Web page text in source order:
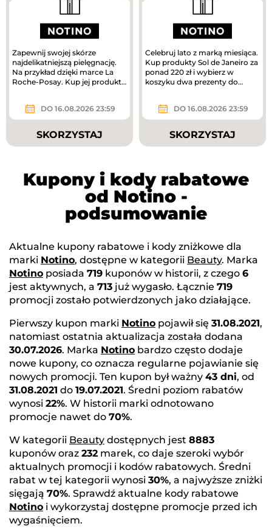
Zapewnij swojej skórze
najdelikatniejszą pielęgnację.
Na przykład dzięki marce La
Roche-Posay. Kup jej produkty
DO 16.08.2026 23:59
SKORZYSTAJ
Celebruj lato z marką miesiąca.
Kup produkty Sol de Janeiro za
ponad 220 zł i wybierz w
koszyku dwa prezenty do
DO 16.08.2026 23:59
SKORZYSTAJ
Kupony i kody rabatowe
od Notino -
podsumowanie
Aktualne kupony rabatowe i kody zniżkowe dla
marki Notino, dostępne w kategorii Beauty. Marka
Notino posiada 719 kuponów w historii, z czego 6
jest aktywnych, a 713 już wygasło. Łącznie 719
promocji zostało potwierdzonych jako działające.
Pierwszy kupon marki Notino pojawił się 31.08.2021,
natomiast ostatnia aktualizacja została dodana
30.07.2026. Marka Notino bardzo często dodaje
nowe kupony, co oznacza regularne pojawianie się
nowych promocji. Ten kupon był ważny 43 dni, od
31.08.2021 do 19.07.2021. Średni poziom rabatów
wynosi 22%. W historii marki odnotowano
promocje nawet do 70%.
W kategorii Beauty dostępnych jest 8883
kuponów oraz 232 marek, co daje szeroki wybór
aktualnych promocji i kodów rabatowych. Średni
rabat w tej kategorii wynosi 30%, a najwyższe zniżki
sięgają 70%. Sprawdź aktualne kody rabatowe
Notino i wykorzystaj dostępne promocje przed ich
wygaśnięciem.